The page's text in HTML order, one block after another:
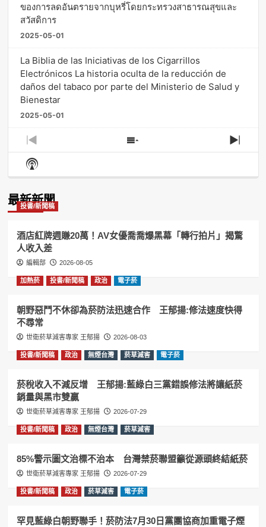
ของการลดอันตรายจากบุหรี่โดยกระทรวงสาธารณสุขและ
สวัสดิการ
2025-05-01
La Biblia de las Iniciativas de los Cigarrillos
Electrónicos La historia oculta de la reducción de
daños del tabaco por parte del Ministerio de Salud y
Bienestar
2025-05-01
Previous
Episode
Show
Episodes
Next
Show
Podcast
最新新聞
投書/新聞稿
酒店紅牌週賺20萬！AV女優喬喬爆黑幕「轉行拍片」揭驚
人收入差
編輯部 2026-08-05
加熱菸 投書/新聞稿 政治 電子菸
朝野惡鬥不休卻為菸防法迅速合作 王郁揚:修法速度快得
不尋常
世衛菸草減害專家 王郁揚 2026-08-03
投書/新聞稿 政治 無煙台灣 菸草減害 電子菸
菸稅收入不減反增 王郁揚:藍綠白三黨錯誤修法將讓紙菸
銷量與黑市雙贏
世衛菸草減害專家 王郁揚 2026-07-29
投書/新聞稿 政治 無煙台灣 菸草減害
85%警示圖文治標不治本 台灣禁菸聯盟籲從源頭終結紙菸
世衛菸草減害專家 王郁揚 2026-07-29
投書/新聞稿 政治 菸草減害 電子菸
罕見藍綠白朝野聯手！菸防法7月30日黨團協商加重電子煙